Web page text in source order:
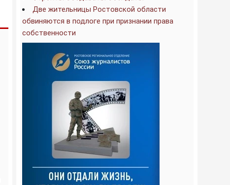
Две жительницы Ростовской области
обвиняются в подлоге при признании права
собственности